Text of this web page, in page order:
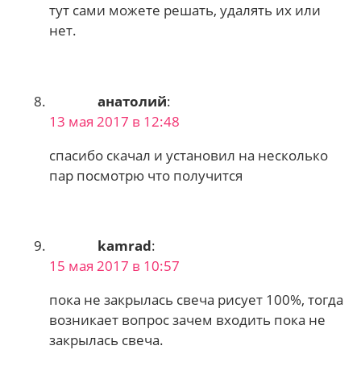
тут сами можете решать, удалять их или
нет.
анатолий:
13 мая 2017 в 12:48
спасибо скачал и установил на несколько
пар посмотрю что получится
kamrad:
15 мая 2017 в 10:57
пока не закрылась свеча рисует 100%, тогда
возникает вопрос зачем входить пока не
закрылась свеча.